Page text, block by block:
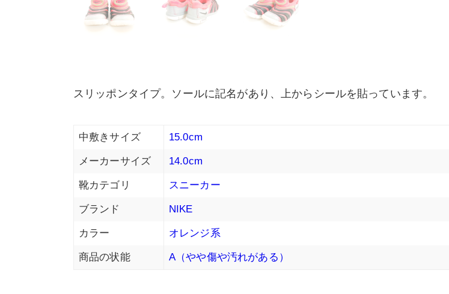
スリッポンタイプ。ソールに記名があり、上からシールを貼っています。
中敷きサイズ 15.0cm
メーカーサイズ 14.0cm
靴カテゴリ スニーカー
ブランド NIKE
カラー オレンジ系
商品の状能 A（やや傷や汚れがある）